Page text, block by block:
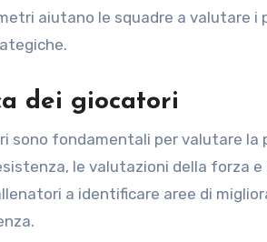
aiutano le squadre a valutare i
dei giocatori
sono fondamentali per valutare la
le valutazioni della forza
a identificare aree di